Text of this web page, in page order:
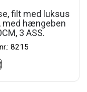
filt med luksus
med hængeben
3 ASS.
8215